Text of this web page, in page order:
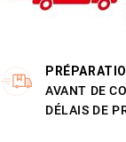
AVANT DE
DÉLAIS DE